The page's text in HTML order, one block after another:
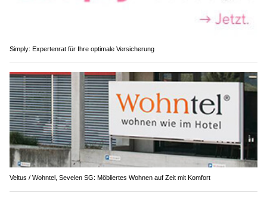
Simply: Expertenrat für Ihre optimale Versicherung
Veltus / Wohntel, Sevelen SG: Möbliertes Wohnen auf Zeit mit Komfort